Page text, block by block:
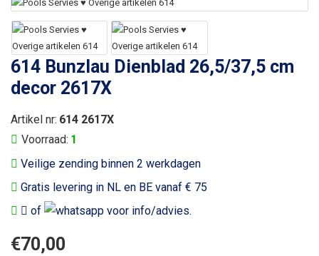
614 Bunzlau Dienblad 26,5/37,5 cm
decor 2617X
Veilige zending binnen 2 werkdagen
Gratis levering in NL en BE vanaf € 75
of
voor info/advies.
Voorraad: 1
Artikel nr: 614 2617X
€70,00